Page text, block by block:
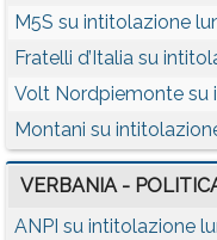
M5S su intitolazione
Fratelli d’Italia su
Volt Nordpiemonte su
Montani su
VERBANIA -
ANPI su intitolazione